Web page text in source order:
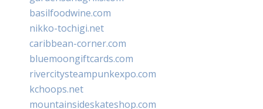
basilfoodwine.com
nikko-tochigi.net
caribbean-corner.com
bluemoongiftcards.com
rivercitysteampunkexpo.com
kchoops.net
mountainsideskateshop.com